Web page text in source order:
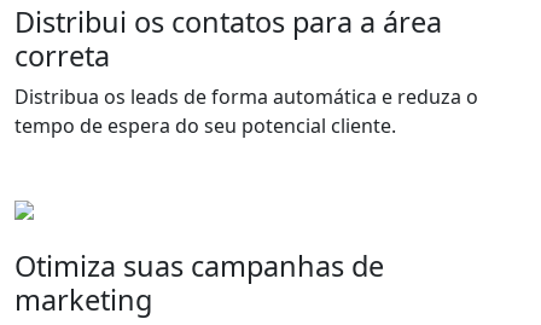
Distribui os contatos para a área
correta
Distribua os leads de forma automática e reduza o
tempo de espera do seu potencial cliente.
Otimiza suas campanhas de
marketing